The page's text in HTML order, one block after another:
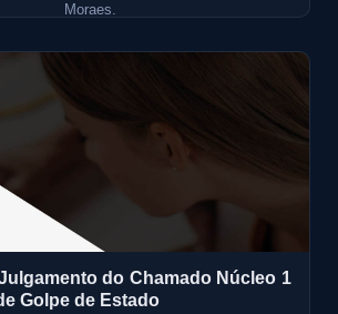
Moraes.
do Chamado Núcleo 1
Golpe de Estado